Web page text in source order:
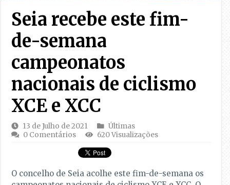
Seia recebe este fim-
de-semana
campeonatos
nacionais de ciclismo
XCE e XCC
13 de Julho de 2021
Últimas
0 Comentários
620 Visualizações
O concelho de Seia acolhe este fim-de-semana os